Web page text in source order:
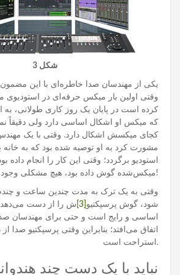
شکل 3
یکی از مهندسان صدا خاطره‌ای با این
وقتی اولین بار میکس حرفه‌ای در استودیوی
کرده است در پایان یک روز کاری طولانی، به
که میکس او اشکال اساسی دارد ولی دقیقاً
کجای میکسش اشکال دارد. وقتی با یک
مشورت کرد به او توصیه شده بود که به خانه
استودیو برگردد؛ وقتی این کار را انجام داده
میکس‌شده گوش داده بود، هیچ مشکلی وجود نداشت!
وقتی به یک ترک به مدت چندین ساعت و
شود، گوش پرسپکتیو
ش را از دست
اساسی و رایج است و حتی برای مهندسان
اتفاق می‌افتد؛ بنابراین وقتی پرسپکتیو
استراحت است.